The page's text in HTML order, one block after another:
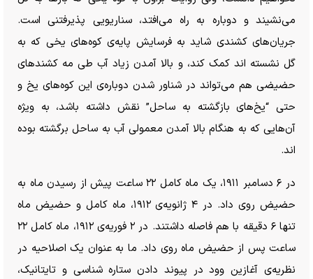
می‌نشیند و دوباره به راه می‌افتد، سناریویی پذیرفتنی است.
جریان‌های کشندی شاید به فرسایش پایه‌ی کوه‌های یخی که به
گل نشسته اند کمک کند، و بالا آمدن زیاد آب طی مه کشند‌های
حضیضی هم می‌تواند در شناور شدن دوباره‌ی این کوه‌های یخ و
حتی “یخ‌های بازگشته به ساحل” نقش داشته باشد، به ویژه
آن‌هایی که به هنگام بالا آمدن معمولی آب به ساحل برگشته بوده
اند.
در ۶ دسامبر ۱۹۱۱، یک ماه کامل ۲۲ ساعت پیش از رسیدن ماه به
حضیض روی داد. در ۴ ژانویه‌ی ۱۹۱۲، ماه کامل و حضیض ماه
تنها ۶ دقیقه با هم فاصله داشتند. در ۲ فوریه‌ی ۱۹۱۲، ماه کامل ۲۲
ساعت پس از حضیض ماه روی داد. ما به عنوان یک اصلاحیه در
نظریه‌ی آغازین وود در پیوند دادن ستاره شناسی و تایتانیک،